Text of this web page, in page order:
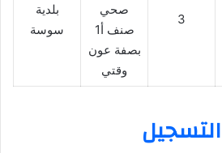
بلدية
سوسة
صحي
صنف أ1
بصفة عون
وقتي
3
التسجيل